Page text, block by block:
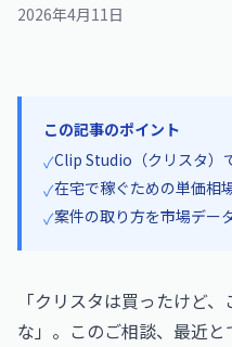
2026年4月11日
この記事のポイント
✓Clip Studio（クリスタ）
✓在宅で稼ぐための単価相
✓案件の取り方を市場デー
「クリスタは買ったけど
な」。このご相談、最近と